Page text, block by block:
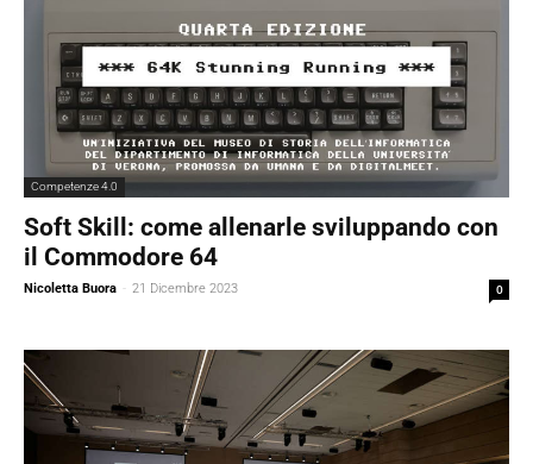
Competenze 4.0
Soft Skill: come allenarle sviluppando con
il Commodore 64
Nicoletta Buora - 21 Dicembre 2023 0